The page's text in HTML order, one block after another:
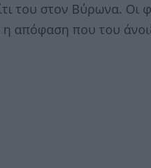
του στον Βύρωνα. Οι
απόφαση που του